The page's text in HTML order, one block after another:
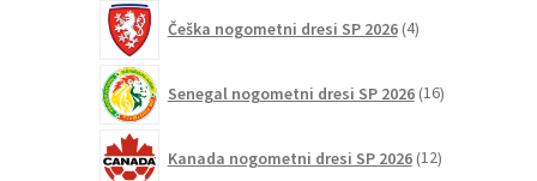
Češka nogometni dresi SP 2026 4izdelki
Senegal nogometni dresi SP 2026 16izdelkov
Kanada nogometni dresi SP 2026 12izdelkov